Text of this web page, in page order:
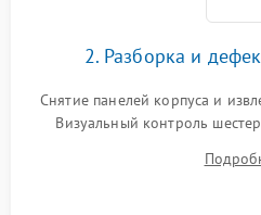
2. Разборка и
Снятие панелей корпуса и
Визуальный контроль
захвата, термопленки и
Проверка оптики